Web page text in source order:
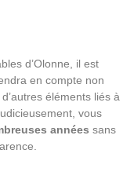
d’Olonne, il est
en compte non
éléments liés à
vous
années sans